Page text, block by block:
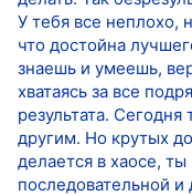
У тебя все неплохо,
что достойна
знаешь и умеешь,
хватаясь за все
результата.
другим. Но крутых
делается в хаосе,
последовательной и